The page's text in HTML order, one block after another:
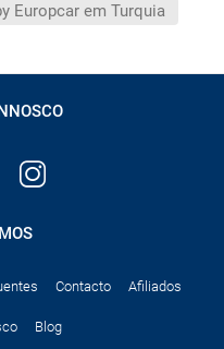
Europcar em Turquia
Contacto Afiliados
Blog